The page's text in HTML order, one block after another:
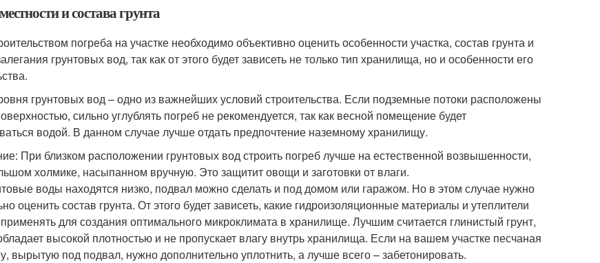
и состава грунта
погреба на участке необходимо объективно оценить особенности участка, состав грунта и
грунтовых вод, так как от этого будет зависеть не только тип хранилища, но и особенности его
грунтовых вод – одно из важнейших условий строительства. Если подземные потоки расположены
сильно углублять погреб не рекомендуется, так как весной помещение будет
водой. В данном случае лучше отдать предпочтение наземному хранилищу.
При близком расположении грунтовых вод строить погреб лучше на естественной возвышенности,
холмике, насыпанном вручную. Это защитит овощи и заготовки от влаги.
воды находятся низко, подвал можно сделать и под домом или гаражом. Но в этом случае нужно
оценить состав грунта. От этого будет зависеть, какие гидроизоляционные материалы и утеплители
для создания оптимального микроклимата в хранилище. Лучшим считается глинистый грунт,
высокой плотностью и не пропускает влагу внутрь хранилища. Если на вашем участке песчаная
вырытую под подвал, нужно дополнительно уплотнить, а лучше всего – забетонировать.